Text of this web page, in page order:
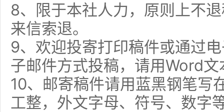
8、限于本社人力，原则上不
来信索退。
9、欢迎投寄打印稿件或通过
子邮件方式投稿，请用Word文
10、邮寄稿件请用蓝黑钢笔写
工整，外文字母、符号、数字